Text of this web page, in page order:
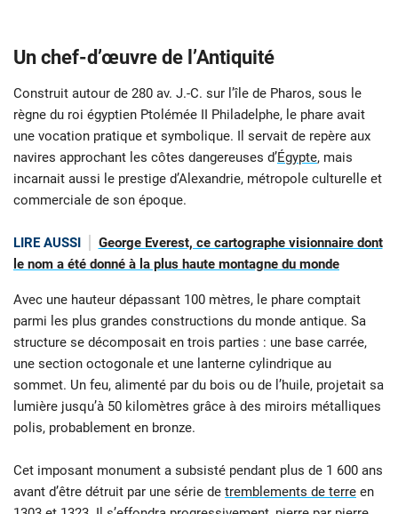
Un chef-d’œuvre de l’Antiquité
Construit autour de 280 av. J.-C. sur l’île de Pharos, sous le
règne du roi égyptien Ptolémée II Philadelphe, le phare avait
une vocation pratique et symbolique. Il servait de repère aux
navires approchant les côtes dangereuses d’Égypte, mais
incarnait aussi le prestige d’Alexandrie, métropole culturelle et
commerciale de son époque.
LIRE AUSSI
George Everest, ce cartographe visionnaire dont
le nom a été donné à la plus haute montagne du monde
Avec une hauteur dépassant 100 mètres, le phare comptait
parmi les plus grandes constructions du monde antique. Sa
structure se décomposait en trois parties : une base carrée,
une section octogonale et une lanterne cylindrique au
sommet. Un feu, alimenté par du bois ou de l’huile, projetait sa
lumière jusqu’à 50 kilomètres grâce à des miroirs métalliques
polis, probablement en bronze.
Cet imposant monument a subsisté pendant plus de 1 600 ans
avant d’être détruit par une série de tremblements de terre en